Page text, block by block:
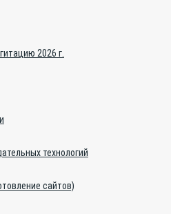
2026 г.
технологий
сайтов)